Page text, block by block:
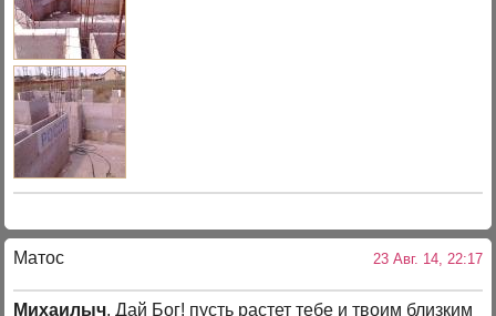
Матос 23 Авг. 14, 22:17
Михаилыч, Дай Бог! пусть растет тебе и твоим близким